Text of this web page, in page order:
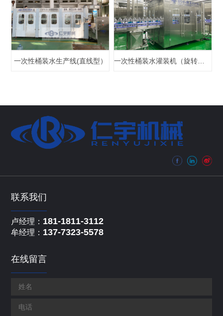
一次性桶装水生产线(直线型）
联系我们
卢经理： 181-1811-3112
牟经理： 137-7323-5578
在线留言